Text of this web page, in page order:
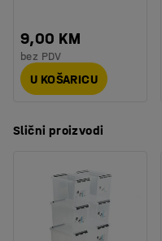
9,00 KM
bez PDV
U KOŠARICU
Slični proizvodi